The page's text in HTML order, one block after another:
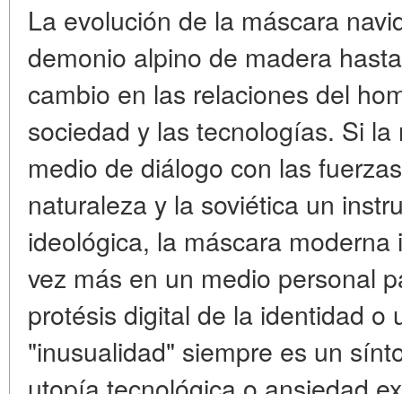
La evolución de la máscara
demonio alpino de madera
cambio en las relaciones del
sociedad y las tecnologías. Si
medio de diálogo con las
naturaleza y la soviética un
ideológica, la máscara
vez más en un medio personal
protésis digital de la identidad o
"inusualidad" siempre es un